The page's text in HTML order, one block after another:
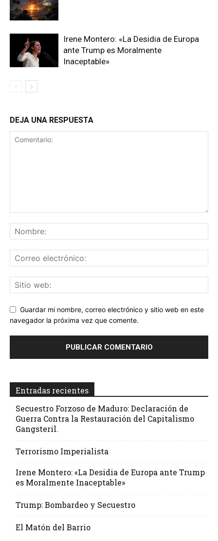
Irene Montero: «La Desidia de Europa
ante Trump es Moralmente
Inaceptable»
DEJA UNA RESPUESTA
Guardar mi nombre, correo electrónico y sitio web en este
navegador la próxima vez que comente.
Entradas recientes
Secuestro Forzoso de Maduro: Declaración de
Guerra Contra la Restauración del Capitalismo
Gangsteril.
Terrorismo Imperialista
Irene Montero: «La Desidia de Europa ante Trump
es Moralmente Inaceptable»
Trump: Bombardeo y Secuestro
El Matón del Barrio